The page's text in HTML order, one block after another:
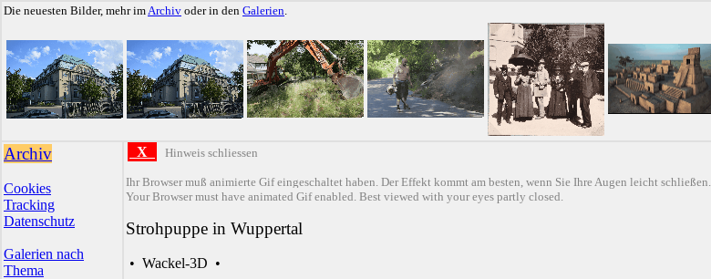
Die neuesten Bilder, mehr imArchiv oder in den Galerien.
Archiv
Cookies
Tracking
Datenschutz
Galerien nach
Thema
X Hinweis schliessen
Ihr Browser muß animierte Gif eingeschaltet haben. Der Effekt kommt am besten, wenn Sie Ihre Augen leicht schließen.
Your Browser must have animated Gif enabled. Best viewed with your eyes partly closed.
Strohpuppe in Wuppertal
• Wackel-3D •